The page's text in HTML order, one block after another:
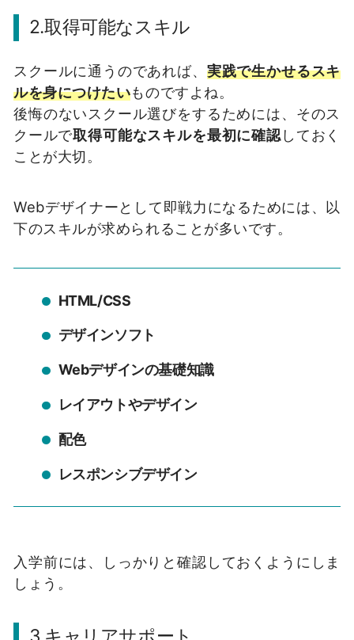
2.取得可能なスキル
スクールに通うのであれば、 実践で生かせるスキ
ルを身につけたいものですよね。
後悔のないスクール選びをするためには、そのス
クールで取得可能なスキルを最初に確認しておく
ことが大切。
Webデザイナーとして即戦力になるためには、以
下のスキルが求められることが多いです。
HTML/CSS
デザインソフト
Webデザインの基礎知識
レイアウトやデザイン
配色
レスポンシブデザイン
入学前には、しっかりと確認しておくようにしま
しょう。